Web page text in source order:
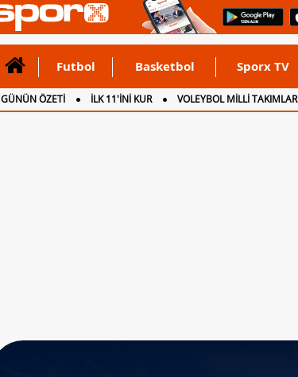
Futbol Basketbol Sporx TV
GÜNÜN ÖZETİ İLK 11'İNİ KUR VOLEYBOL MİLLİ TAKIMLAR
CANLI ANLATIM
İNGİLTERE